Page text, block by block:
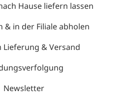
Hause liefern lassen
& in der Filiale abholen
Lieferung & Versand
Newsletter